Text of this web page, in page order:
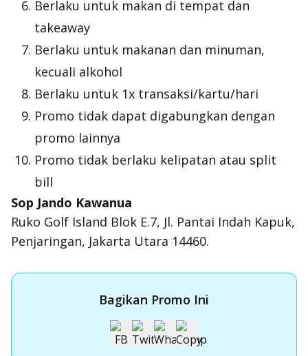
Berlaku untuk makan di tempat dan
takeaway
Berlaku untuk makanan dan minuman,
kecuali alkohol
Berlaku untuk 1x transaksi/kartu/hari
Promo tidak dapat digabungkan dengan
promo lainnya
Promo tidak berlaku kelipatan atau split
bill
Sop Jando Kawanua
Ruko Golf Island Blok E.7, Jl. Pantai Indah Kapuk,
Penjaringan, Jakarta Utara 14460.
Bagikan Promo Ini